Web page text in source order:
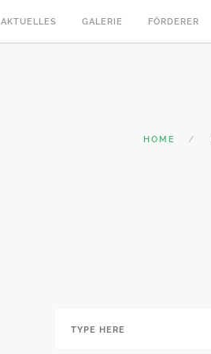
AKTUELLES GALERIE FÖRDERER
HOME